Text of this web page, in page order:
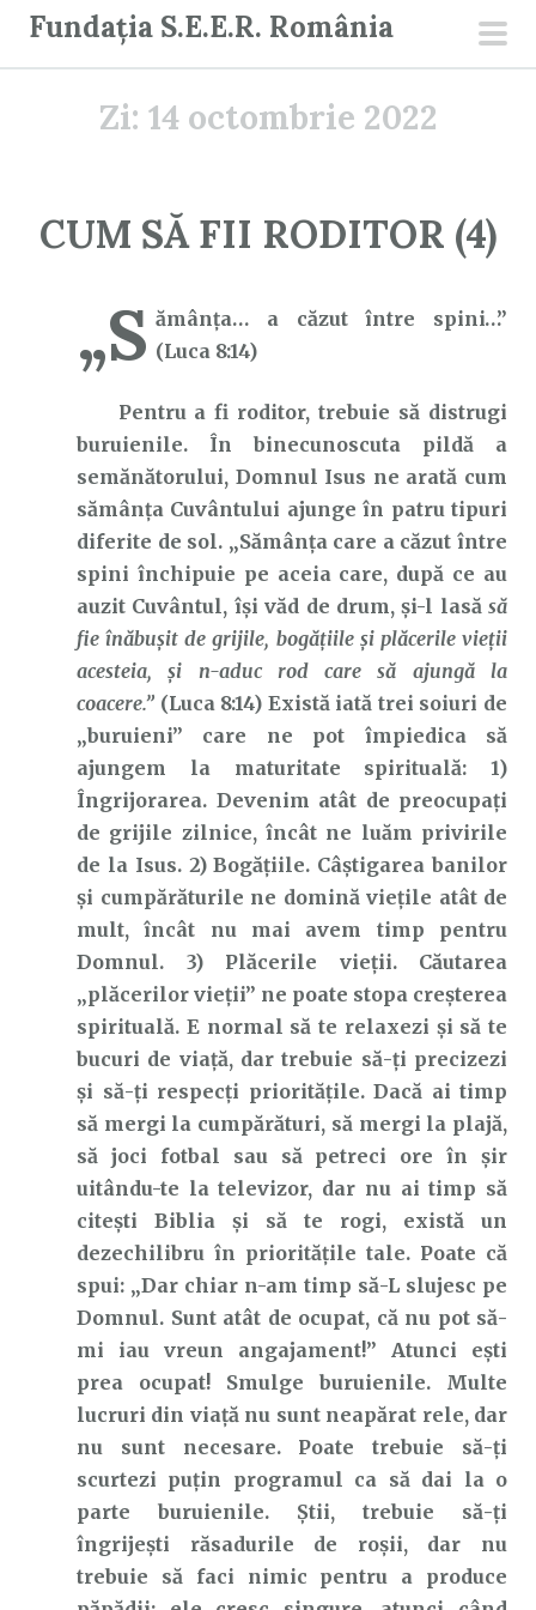
Fundația S.E.E.R. România
Zi: 14 octombrie 2022
CUM SĂ FII RODITOR (4)
„S ămânţa… a căzut între spini…”
(Luca 8:14)
Pentru a fi roditor, trebuie să distrugi
buruienile. În binecunoscuta pildă a
semănătorului, Domnul Isus ne arată cum
sămânța Cuvântului ajunge în patru tipuri
diferite de sol. „Sămânţa care a căzut între
spini închipuie pe aceia care, după ce au
auzit Cuvântul, îşi văd de drum, şi-l lasă să
fie înăbuşit de grijile, bogăţiile şi plăcerile vieţii
acesteia, şi n-aduc rod care să ajungă la
coacere.” (Luca 8:14) Există iată trei soiuri de
„buruieni” care ne pot împiedica să
ajungem la maturitate spirituală: 1)
Îngrijorarea. Devenim atât de preocupați
de grijile zilnice, încât ne luăm privirile
de la Isus. 2) Bogățiile. Câștigarea banilor
și cumpărăturile ne domină viețile atât de
mult, încât nu mai avem timp pentru
Domnul. 3) Plăcerile vieții. Căutarea
„plăcerilor vieții” ne poate stopa creșterea
spirituală. E normal să te relaxezi și să te
bucuri de viață, dar trebuie să-ți precizezi
și să-ți respecți prioritățile. Dacă ai timp
să mergi la cumpărături, să mergi la plajă,
să joci fotbal sau să petreci ore în șir
uitându-te la televizor, dar nu ai timp să
citești Biblia și să te rogi, există un
dezechilibru în prioritățile tale. Poate că
spui: „Dar chiar n-am timp să-L slujesc pe
Domnul. Sunt atât de ocupat, că nu pot să-
mi iau vreun angajament!” Atunci ești
prea ocupat! Smulge buruienile. Multe
lucruri din viață nu sunt neapărat rele, dar
nu sunt necesare. Poate trebuie să-ți
scurtezi puțin programul ca să dai la o
parte buruienile. Știi, trebuie să-ți
îngrijești răsadurile de roșii, dar nu
trebuie să faci nimic pentru a produce